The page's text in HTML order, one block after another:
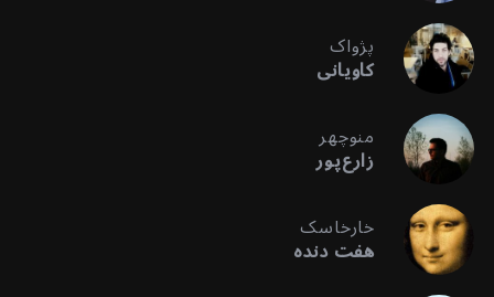
پژواک
کاویانی
منوچهر
زارع‌پور
خارخاسک
هفت دنده